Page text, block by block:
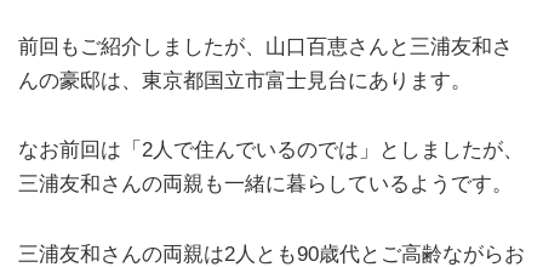
前回もご紹介しましたが、山口百恵さんと三浦友和さ
んの豪邸は、東京都国立市富士見台にあります。
なお前回は「2人で住んでいるのでは」としましたが、
三浦友和さんの両親も一緒に暮らしているようです。
三浦友和さんの両親は2人とも90歳代とご高齢ながらお